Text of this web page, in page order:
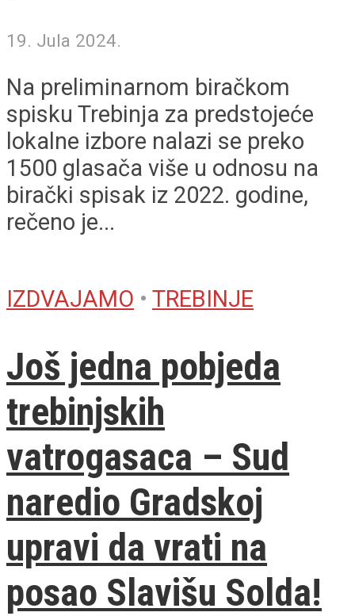
19. Jula 2024.
Na preliminarnom biračkom
spisku Trebinja za predstojeće
lokalne izbore nalazi se preko
1500 glasača više u odnosu na
birački spisak iz 2022. godine,
rečeno je...
IZDVAJAMO • TREBINJE
Još jedna pobjeda
trebinjskih
vatrogasaca – Sud
naredio Gradskoj
upravi da vrati na
posao Slavišu Solda!